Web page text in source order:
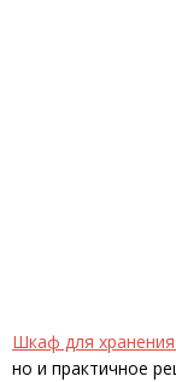
Шкаф для
но и практичное